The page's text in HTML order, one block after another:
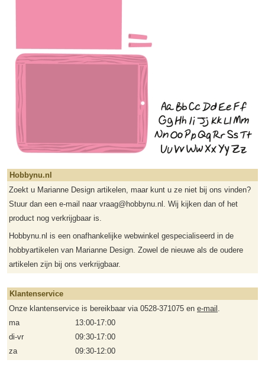
Hobbynu.nl
Zoekt u Marianne Design artikelen, maar kunt u ze niet bij ons vinden?
Stuur dan een e-mail naar vraag@hobbynu.nl. Wij kijken dan of het
product nog verkrijgbaar is.
Hobbynu.nl is een onafhankelijke webwinkel gespecialiseerd in de
hobbyartikelen van Marianne Design. Zowel de nieuwe als de oudere
artikelen zijn bij ons verkrijgbaar.
Klantenservice
Onze klantenservice is bereikbaar via 0528-371075 en e-mail .
ma
13:00-17:00
di-vr
09:30-17:00
za
09:30-12:00